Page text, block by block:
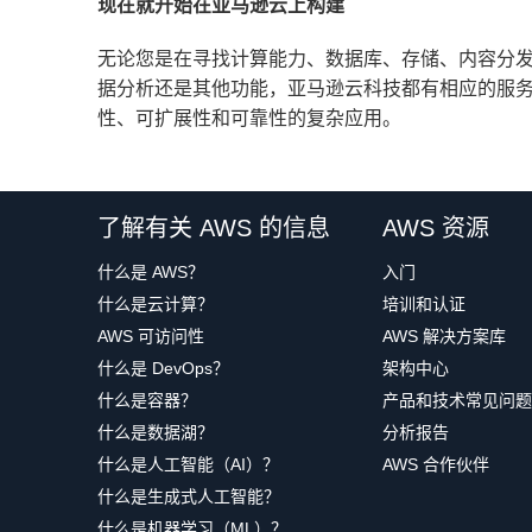
VPC
安全组
现在就开始在亚马逊云上构建
无论您是在寻找计算能力、数据库、存储、内容分
据分析还是其他功能，亚马逊云科技都有相应的服
性、可扩展性和可靠性的复杂应用。
了解有关 AWS 的信息
什么是 AWS？
什么是云计算？
AWS 可访问性
什么是 DevOps？
什么是容器？
什么是数据湖？
什么是人工智能（AI）？
什么是生成式人工智能？
什么是机器学习（ML）？
AWS 资源
入门
培训和认证
AWS 解决方案库
架构中心
产品和技术常见问题
分析报告
AWS 合作伙伴